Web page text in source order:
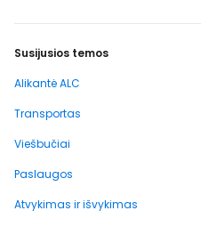
Susijusios temos
Alikantė ALC
Transportas
Viešbučiai
Paslaugos
Atvykimas ir išvykimas